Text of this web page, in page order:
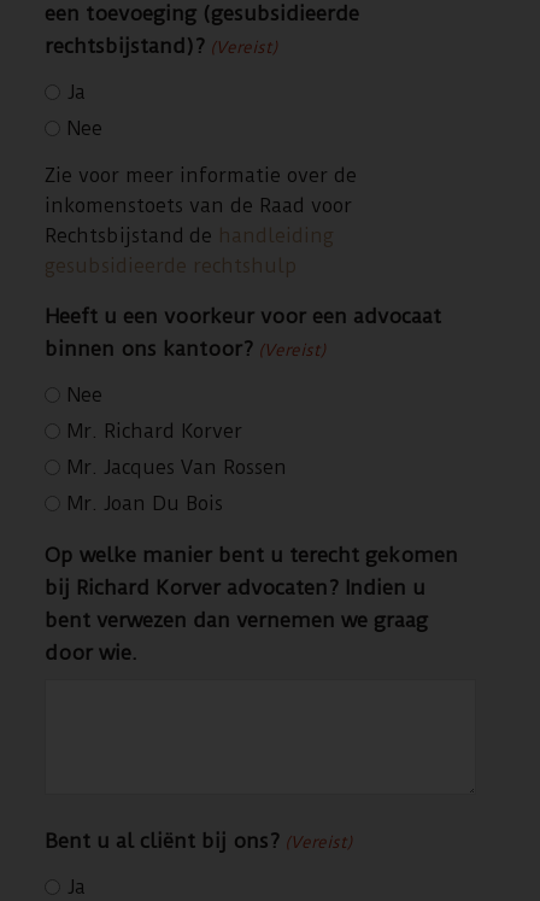
een toevoeging (gesubsidieerde
rechtsbijstand)? (Vereist)
Ja
Nee
Zie voor meer informatie over de
inkomenstoets van de Raad voor
Rechtsbijstand de handleiding
gesubsidieerde rechtshulp
Heeft u een voorkeur voor een advocaat
binnen ons kantoor? (Vereist)
Nee
Mr. Richard Korver
Mr. Jacques Van Rossen
Mr. Joan Du Bois
Op welke manier bent u terecht gekomen
bij Richard Korver advocaten? Indien u
bent verwezen dan vernemen we graag
door wie.
Bent u al cliënt bij ons? (Vereist)
Ja